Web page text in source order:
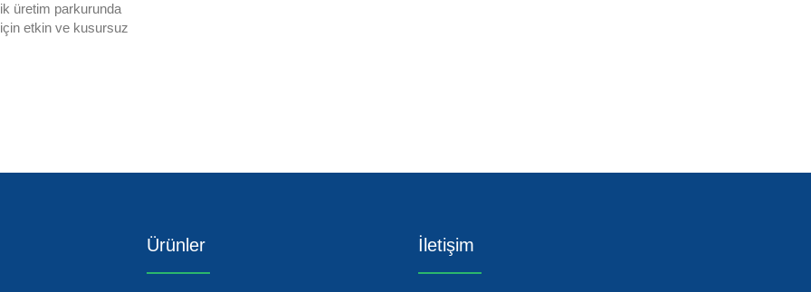
üretim parkurunda
için etkin ve kusursuz
Ürünler İletişim